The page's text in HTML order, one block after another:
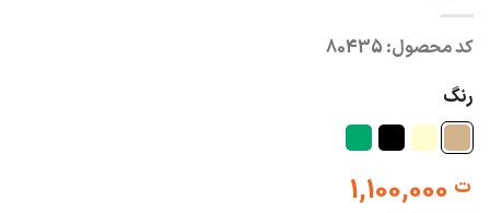
کد محصول:80435
رنگ
ت1,100,000